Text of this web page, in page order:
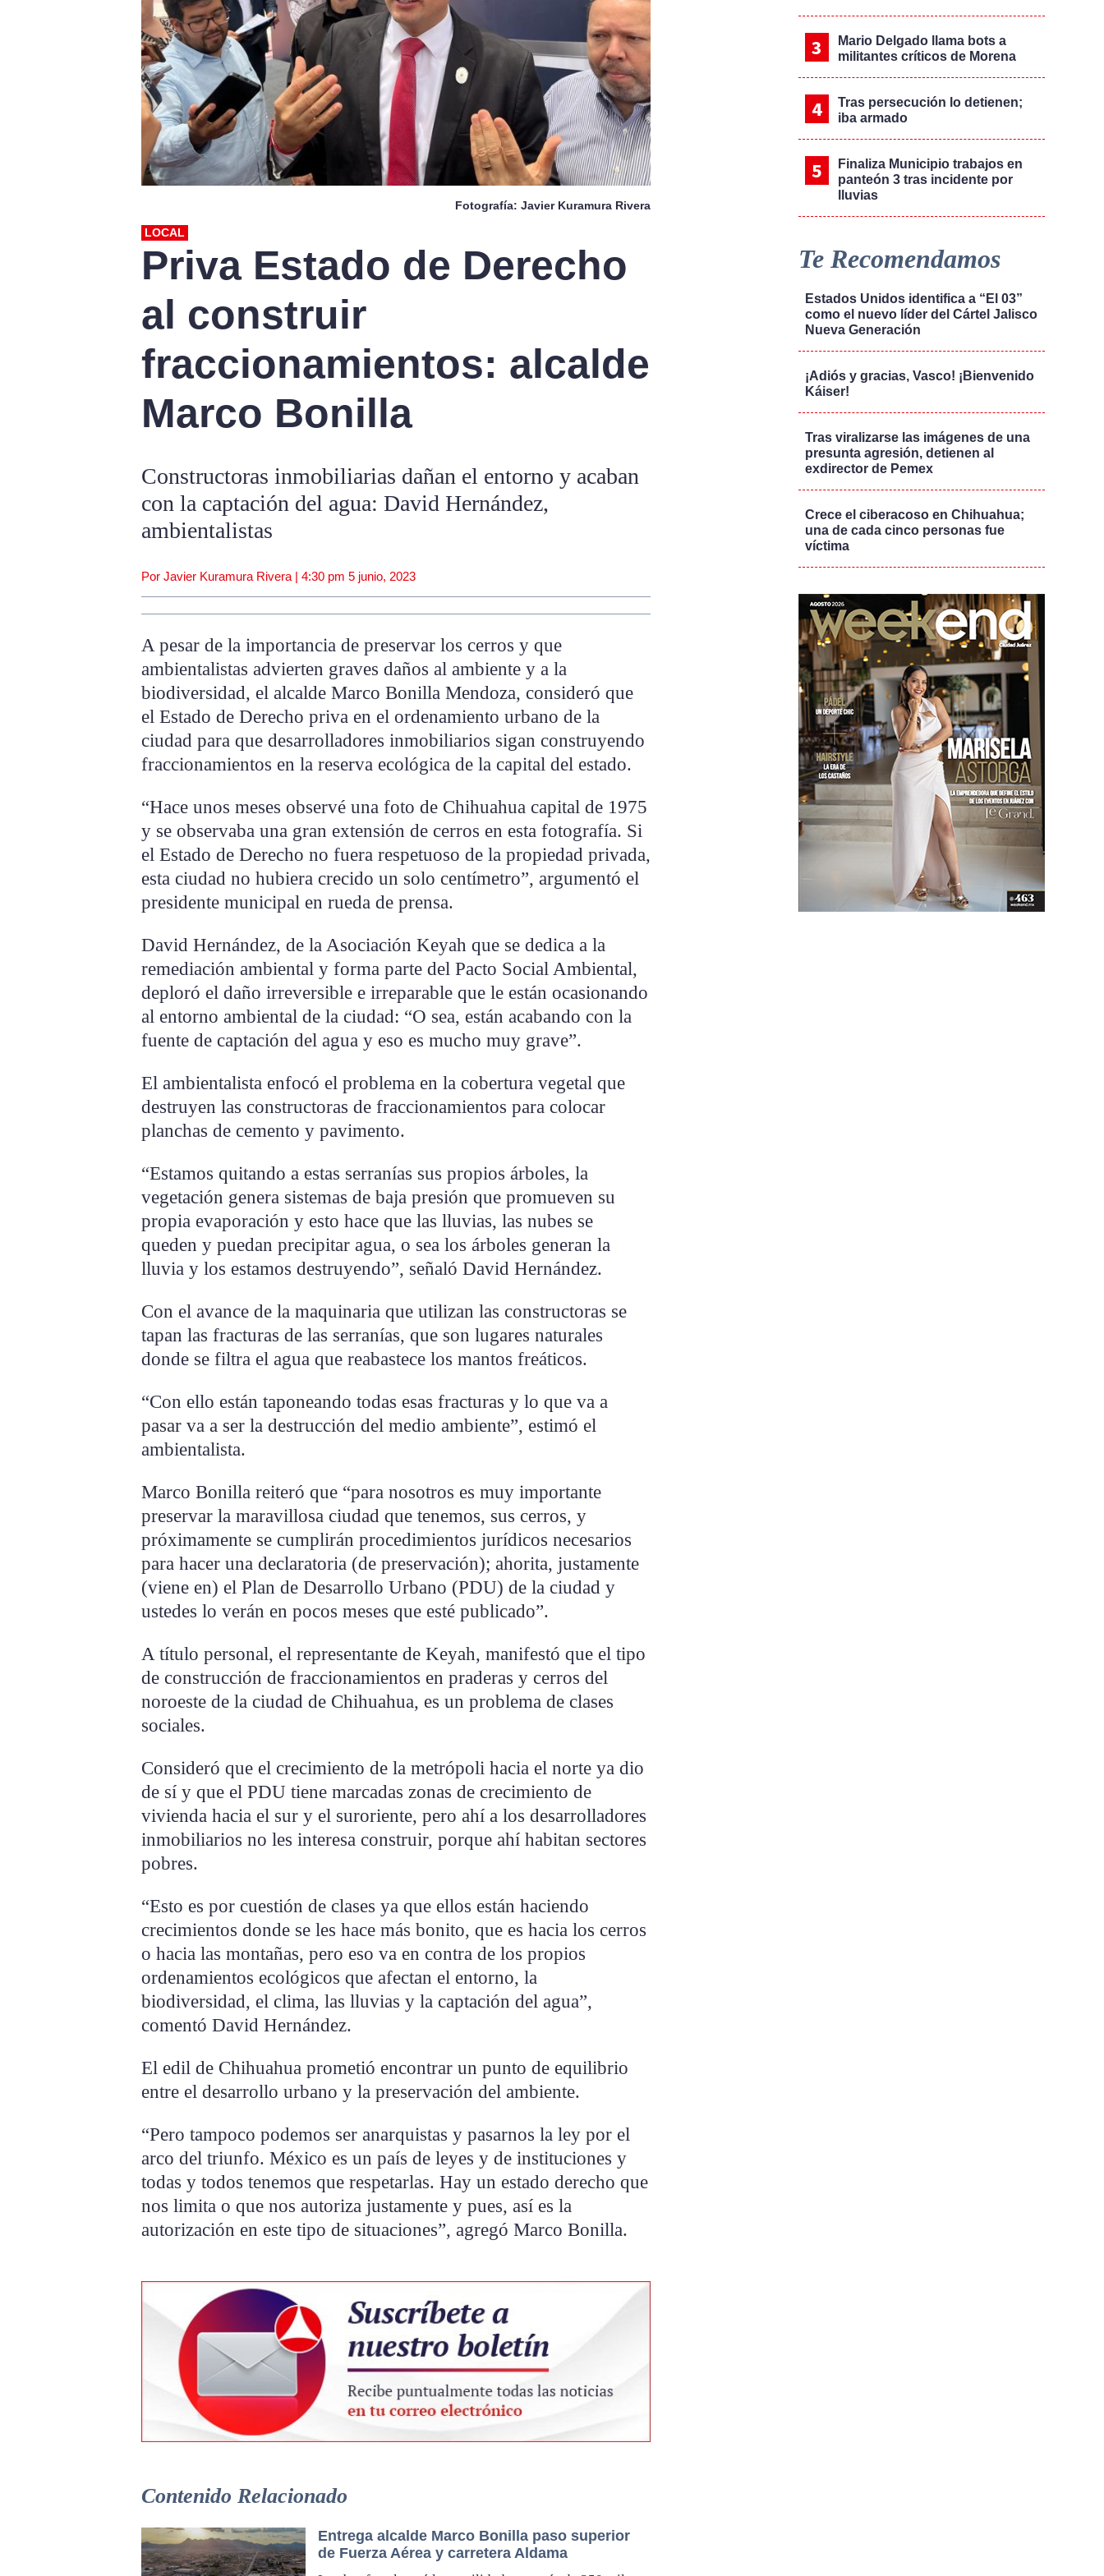
Fotografía: Javier Kuramura Rivera
LOCAL
Priva Estado de Derecho
al construir
fraccionamientos: alcalde
Marco Bonilla
Constructoras inmobiliarias dañan el entorno y acaban
con la captación del agua: David Hernández,
ambientalistas
Por Javier Kuramura Rivera | 4:30 pm 5 junio, 2023
A pesar de la importancia de preservar los cerros y que
ambientalistas advierten graves daños al ambiente y a la
biodiversidad, el alcalde Marco Bonilla Mendoza, consideró que
el Estado de Derecho priva en el ordenamiento urbano de la
ciudad para que desarrolladores inmobiliarios sigan construyendo
fraccionamientos en la reserva ecológica de la capital del estado.
“Hace unos meses observé una foto de Chihuahua capital de 1975
y se observaba una gran extensión de cerros en esta fotografía. Si
el Estado de Derecho no fuera respetuoso de la propiedad privada,
esta ciudad no hubiera crecido un solo centímetro”, argumentó el
presidente municipal en rueda de prensa.
David Hernández, de la Asociación Keyah que se dedica a la
remediación ambiental y forma parte del Pacto Social Ambiental,
deploró el daño irreversible e irreparable que le están ocasionando
al entorno ambiental de la ciudad: “O sea, están acabando con la
fuente de captación del agua y eso es mucho muy grave”.
El ambientalista enfocó el problema en la cobertura vegetal que
destruyen las constructoras de fraccionamientos para colocar
planchas de cemento y pavimento.
“Estamos quitando a estas serranías sus propios árboles, la
vegetación genera sistemas de baja presión que promueven su
propia evaporación y esto hace que las lluvias, las nubes se
queden y puedan precipitar agua, o sea los árboles generan la
lluvia y los estamos destruyendo”, señaló David Hernández.
Con el avance de la maquinaria que utilizan las constructoras se
tapan las fracturas de las serranías, que son lugares naturales
donde se filtra el agua que reabastece los mantos freáticos.
“Con ello están taponeando todas esas fracturas y lo que va a
pasar va a ser la destrucción del medio ambiente”, estimó el
ambientalista.
Marco Bonilla reiteró que “para nosotros es muy importante
preservar la maravillosa ciudad que tenemos, sus cerros, y
próximamente se cumplirán procedimientos jurídicos necesarios
para hacer una declaratoria (de preservación); ahorita, justamente
(viene en) el Plan de Desarrollo Urbano (PDU) de la ciudad y
ustedes lo verán en pocos meses que esté publicado”.
A título personal, el representante de Keyah, manifestó que el tipo
de construcción de fraccionamientos en praderas y cerros del
noroeste de la ciudad de Chihuahua, es un problema de clases
sociales.
Consideró que el crecimiento de la metrópoli hacia el norte ya dio
de sí y que el PDU tiene marcadas zonas de crecimiento de
vivienda hacia el sur y el suroriente, pero ahí a los desarrolladores
inmobiliarios no les interesa construir, porque ahí habitan sectores
pobres.
“Esto es por cuestión de clases ya que ellos están haciendo
crecimientos donde se les hace más bonito, que es hacia los cerros
o hacia las montañas, pero eso va en contra de los propios
ordenamientos ecológicos que afectan el entorno, la
biodiversidad, el clima, las lluvias y la captación del agua”,
comentó David Hernández.
El edil de Chihuahua prometió encontrar un punto de equilibrio
entre el desarrollo urbano y la preservación del ambiente.
“Pero tampoco podemos ser anarquistas y pasarnos la ley por el
arco del triunfo. México es un país de leyes y de instituciones y
todas y todos tenemos que respetarlas. Hay un estado derecho que
nos limita o que nos autoriza justamente y pues, así es la
autorización en este tipo de situaciones”, agregó Marco Bonilla.
Contenido Relacionado
Entrega alcalde Marco Bonilla paso superior
de Fuerza Aérea y carretera Aldama
Mario Delgado llama bots a
militantes críticos de Morena
Tras persecución lo detienen;
iba armado
Finaliza Municipio trabajos en
panteón 3 tras incidente por
lluvias
Te Recomendamos
Estados Unidos identifica a “El 03”
como el nuevo líder del Cártel Jalisco
Nueva Generación
¡Adiós y gracias, Vasco! ¡Bienvenido
Káiser!
Tras viralizarse las imágenes de una
presunta agresión, detienen al
exdirector de Pemex
Crece el ciberacoso en Chihuahua;
una de cada cinco personas fue
víctima